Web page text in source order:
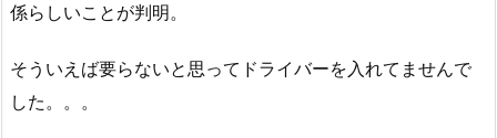
係らしいことが判明。
そういえば要らないと思ってドライバーを入れてませんで
した。。。